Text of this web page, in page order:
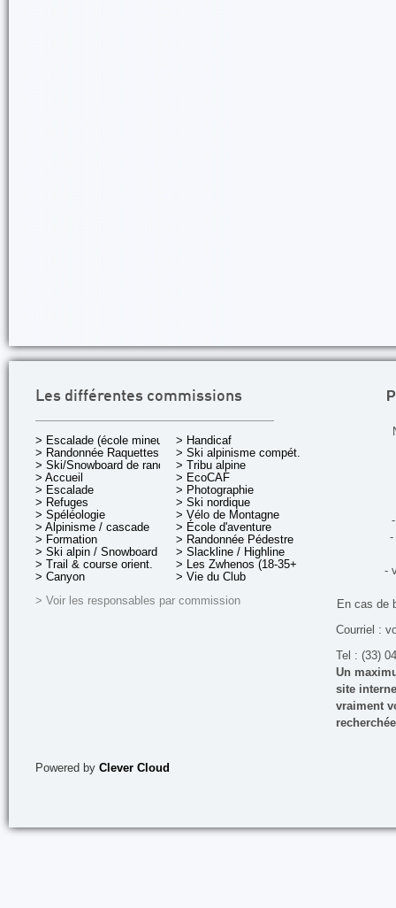
Les différentes commissions
> Escalade (école mineurs)
> Randonnée Raquettes
> Ski/Snowboard de rando.
> Accueil
> Escalade
> Refuges
> Spéléologie
> Alpinisme / cascade
> Formation
> Ski alpin / Snowboard
> Trail & course orient.
> Canyon
> Handicaf
> Ski alpinisme compét.
> Tribu alpine
> EcoCAF
> Photographie
> Ski nordique
> Vélo de Montagne
> École d'aventure
> Randonnée Pédestre
> Slackline / Highline
> Les Zwhenos (18-35+ ans)
> Vie du Club
> Voir les responsables par commission
-
-
En cas de
Courriel :
Tel : (33)
Un
site
vraiment
Powered by Clever Cloud